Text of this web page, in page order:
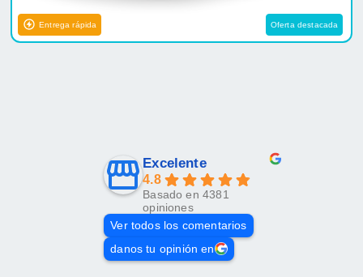
Entrega rápida Oferta destacada
Excelente
4.8
Basado en 4381
opiniones
Ver todos los comentarios
danos tu opinión en